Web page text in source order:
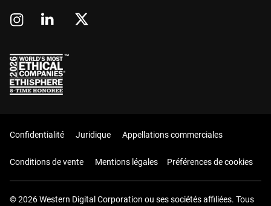
Confidentialité Juridique Appellations commerciales
Conditions de vente Mentions légales Préférences de cookies
© 2026 Western Digital Corporation ou ses sociétés affiliées. Tous